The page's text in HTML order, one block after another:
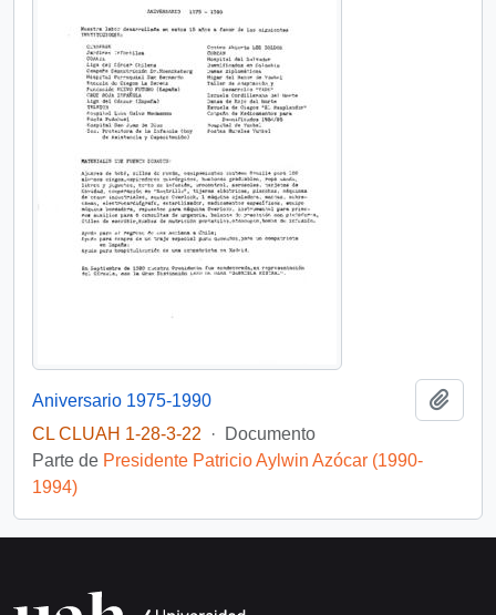
Aniversario 1975-1990
CL CLUAH 1-28-3-22
·
Documento
Parte de Presidente Patricio Aylwin Azócar (1990-
1994)